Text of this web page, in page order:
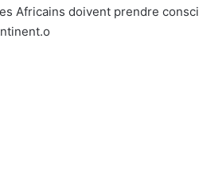
Africains doivent prendre